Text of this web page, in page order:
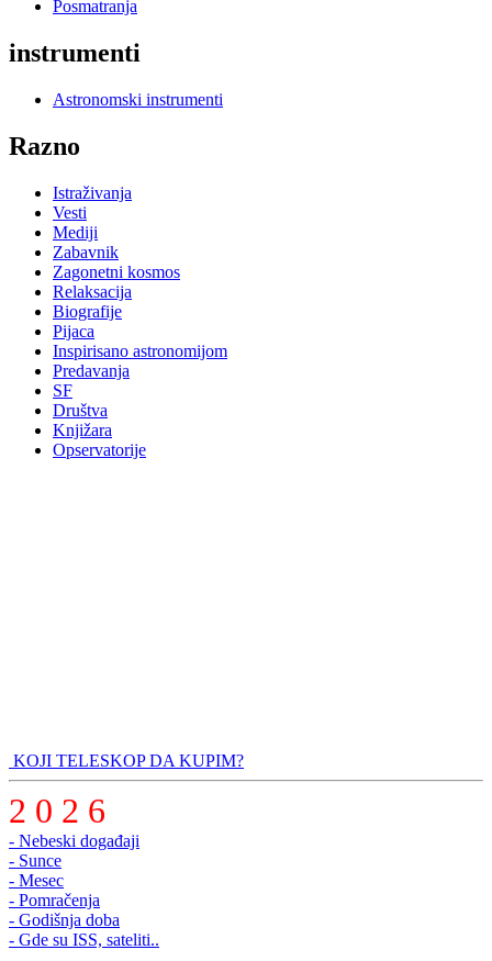
Posmatranja
instrumenti
Astronomski instrumenti
Razno
Istraživanja
Vesti
Mediji
Zabavnik
Zagonetni kosmos
Relaksacija
Biografije
Pijaca
Inspirisano astronomijom
Predavanja
SF
Društva
Knjižara
Opservatorije
KOJI TELESKOP DA KUPIM?
2 0 2 6
- Nebeski događaji
- Sunce
- Mesec
- Pomračenja
- Godišnja doba
- Gde su ISS, sateliti..